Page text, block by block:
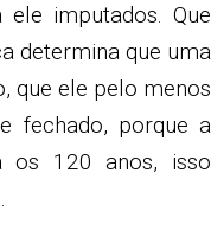
imputados. Que
determina que uma
que ele pelo menos
fechado, porque a
os 120 anos, isso